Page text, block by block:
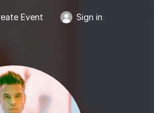
Event Sign in